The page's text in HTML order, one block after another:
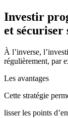
Investir
et sécuriser
À l’inverse,
régulièrement, par
Les avantages
Cette stratégie
lisser les points